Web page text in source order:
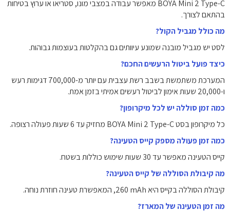
BOYA Mini 2 Type-C מאפשר עבודה במצבי מונו, סטריאו או ערוץ בטיחות
בהתאם לצורך.
מה כולל מגביל הקול?
לסט יש מגביל מובנה שמונע עיוותים גם בהקלטות בעוצמות גבוהות.
כיצד פועל ביטול הרעשים החכם?
המערכת משתמשת בשבב רשת עצבית עם יותר מ-700,000 דגימות רעש
ו-20,000 שעות אימון לביטול רעשים אמיתי בזמן אמת.
כמה זמן סוללה יש לכל מיקרופון?
כל מיקרופון בסט BOYA Mini 2 Type-C מחזיק עד 6 שעות פעולה רצופה.
כמה זמן פעולה מספק קייס הטעינה?
קייס הטעינה מאפשר עד 30 שעות שימוש כוללות בשטח.
מה קיבולת הסוללה של קייס הטעינה?
קיבולת הסוללה בקייס היא ‎260 mAh, המאפשרת טעינה חוזרת נוחה.
מה זמן הטעינה של המארז?